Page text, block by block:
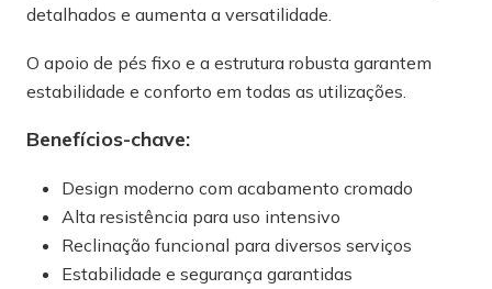
detalhados e aumenta a versatilidade.
O apoio de pés fixo e a estrutura robusta garantem
estabilidade e conforto em todas as utilizações.
Benefícios-chave:
Design moderno com acabamento cromado
Alta resistência para uso intensivo
Reclinação funcional para diversos serviços
Estabilidade e segurança garantidas